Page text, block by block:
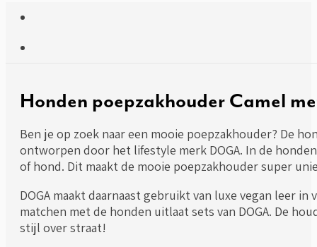
Honden poepzakhouder Camel
Ben je op zoek naar een mooie poepzakhouder? De
ontworpen door het lifestyle merk DOGA. In de
of hond. Dit maakt de mooie poepzakhouder super
DOGA maakt daarnaast gebruikt van luxe vegan leer
matchen met de honden uitlaat sets van DOGA. De
stijl over straat!